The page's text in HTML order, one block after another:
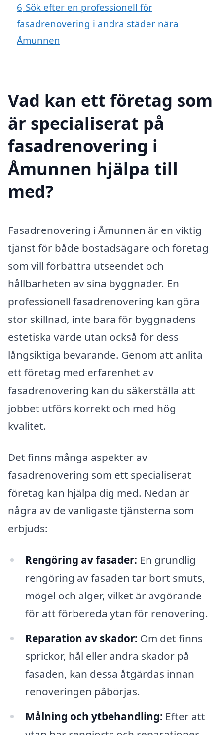
6 Sök efter en professionell för
fasadrenovering i andra städer nära
Åmunnen
Vad kan ett företag som
är specialiserat på
fasadrenovering i
Åmunnen hjälpa till
med?
Fasadrenovering i Åmunnen är en viktig
tjänst för både bostadsägare och företag
som vill förbättra utseendet och
hållbarheten av sina byggnader. En
professionell fasadrenovering kan göra
stor skillnad, inte bara för byggnadens
estetiska värde utan också för dess
långsiktiga bevarande. Genom att anlita
ett företag med erfarenhet av
fasadrenovering kan du säkerställa att
jobbet utförs korrekt och med hög
kvalitet.
Det finns många aspekter av
fasadrenovering som ett specialiserat
företag kan hjälpa dig med. Nedan är
några av de vanligaste tjänsterna som
erbjuds:
Rengöring av fasader: En grundlig
rengöring av fasaden tar bort smuts,
mögel och alger, vilket är avgörande
för att förbereda ytan för renovering.
Reparation av skador: Om det finns
sprickor, hål eller andra skador på
fasaden, kan dessa åtgärdas innan
renoveringen påbörjas.
Målning och ytbehandling: Efter att